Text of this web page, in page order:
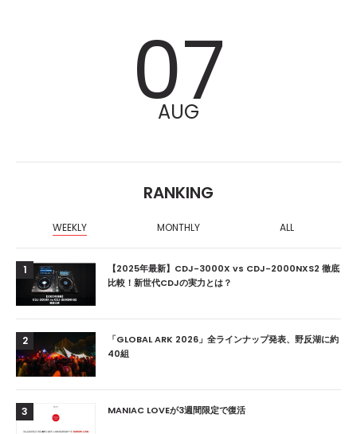
07
AUG
RANKING
WEEKLY MONTHLY ALL
1
【2025年最新】CDJ-3000X vs CDJ-2000NXS2 徹底
比較！新世代CDJの実力とは？
2
「GLOBAL ARK 2026」全ラインナップ発表、野反湖に約
40組
3 MANIAC LOVEが3週間限定で復活